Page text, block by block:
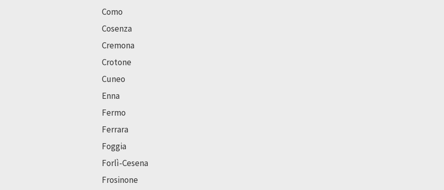
Como
Cosenza
Cremona
Crotone
Cuneo
Enna
Fermo
Ferrara
Foggia
Forlì-Cesena
Frosinone